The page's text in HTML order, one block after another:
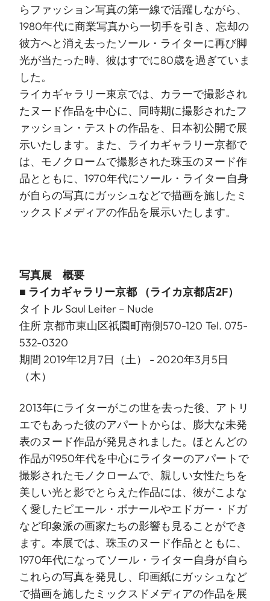
らファッション写真の第一線で活躍しながら、
1980年代に商業写真から一切手を引き、忘却の
彼方へと消え去ったソール・ライターに再び脚
光が当たった時、彼はすでに80歳を過ぎていま
した。
ライカギャラリー東京では、カラーで撮影され
たヌード作品を中心に、同時期に撮影されたフ
ァッション・テストの作品を、日本初公開で展
示いたします。また、ライカギャラリー京都で
は、モノクロームで撮影された珠玉のヌード作
品とともに、1970年代にソール・ライター自身
が自らの写真にガッシュなどで描画を施したミ
ックスドメディアの作品を展示いたします。
写真展 概要
■ ライカギャラリー京都（ライカ京都店2F）
タイトル Saul Leiter – Nude
住所 京都市東山区祇園町南側570-120 Tel. 075-
532-0320
期間 2019年12月7日（土） - 2020年3月5日
（木）
2013年にライターがこの世を去った後、アトリ
エでもあった彼のアパートからは、膨大な未発
表のヌード作品が発見されました。ほとんどの
作品が1950年代を中心にライターのアパートで
撮影されたモノクロームで、親しい女性たちを
美しい光と影でとらえた作品には、彼がこよな
く愛したピエール・ボナールやエドガー・ドガ
など印象派の画家たちの影響も見ることができ
ます。本展では、珠玉のヌード作品とともに、
1970年代になってソール・ライター自身が自ら
これらの写真を発見し、印画紙にガッシュなど
で描画を施したミックスドメディアの作品を展